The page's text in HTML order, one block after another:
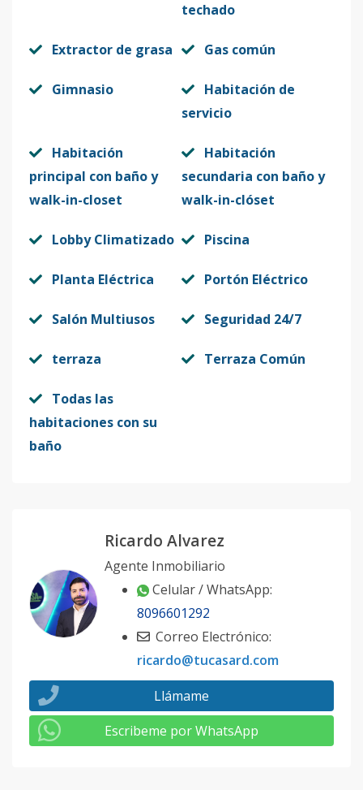
techado
Extractor de grasa Gas común
Gimnasio
Habitación de
servicio
Habitación
principal con baño y
walk-in-closet
Habitación
secundaria con baño y
walk-in-clóset
Lobby Climatizado Piscina
Planta Eléctrica Portón Eléctrico
Salón Multiusos Seguridad 24/7
terraza Terraza Común
Todas las
habitaciones con su
baño
Ricardo Alvarez
Agente Inmobiliario
Celular / WhatsApp:
8096601292
Correo Electrónico:
ricardo@tucasard.com
Llámame
Escribeme por WhatsApp